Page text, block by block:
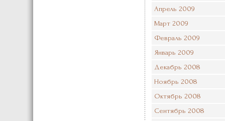
Апрель 2009
Март 2009
Февраль 2009
Январь 2009
Декабрь 2008
Ноябрь 2008
Октябрь 2008
Сентябрь 2008